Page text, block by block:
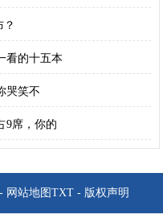
？
看的十五本
哭笑不
9席，你的
- 网站地图 TXT- 版权声明